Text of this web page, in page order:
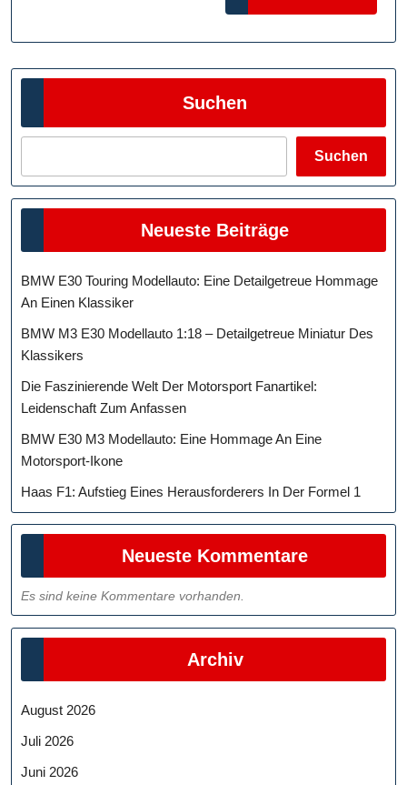
Von
Miniaturautos
MORE
Suchen
Suchen
Neueste Beiträge
BMW E30 Touring Modellauto: Eine Detailgetreue Hommage
An Einen Klassiker
BMW M3 E30 Modellauto 1:18 – Detailgetreue Miniatur Des
Klassikers
Die Faszinierende Welt Der Motorsport Fanartikel:
Leidenschaft Zum Anfassen
BMW E30 M3 Modellauto: Eine Hommage An Eine
Motorsport-Ikone
Haas F1: Aufstieg Eines Herausforderers In Der Formel 1
Neueste Kommentare
Es sind keine Kommentare vorhanden.
Archiv
August 2026
Juli 2026
Juni 2026